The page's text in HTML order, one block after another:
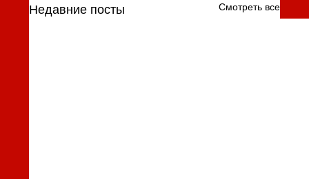
Недавние посты Смотреть все